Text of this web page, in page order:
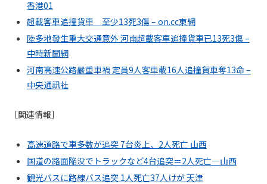
香港01
超載客車追撞貨車 至少13死3傷 – on.cc東網
陸多地發生重大交通意外 河南超載客車追撞貨車已13死3傷 –
中時新聞網
河南高速公路嚴重車禍 定員9人客車載16人追撞貨車奪13命 –
中央通訊社
［関連情報］
高速道路で車多数が追突 7台炎上、2人死亡 山西
国道の路面陥没でトラックなど4台追突＝2人死亡―山西
観光バスに路線バス追突 1人死亡37人けが 天津